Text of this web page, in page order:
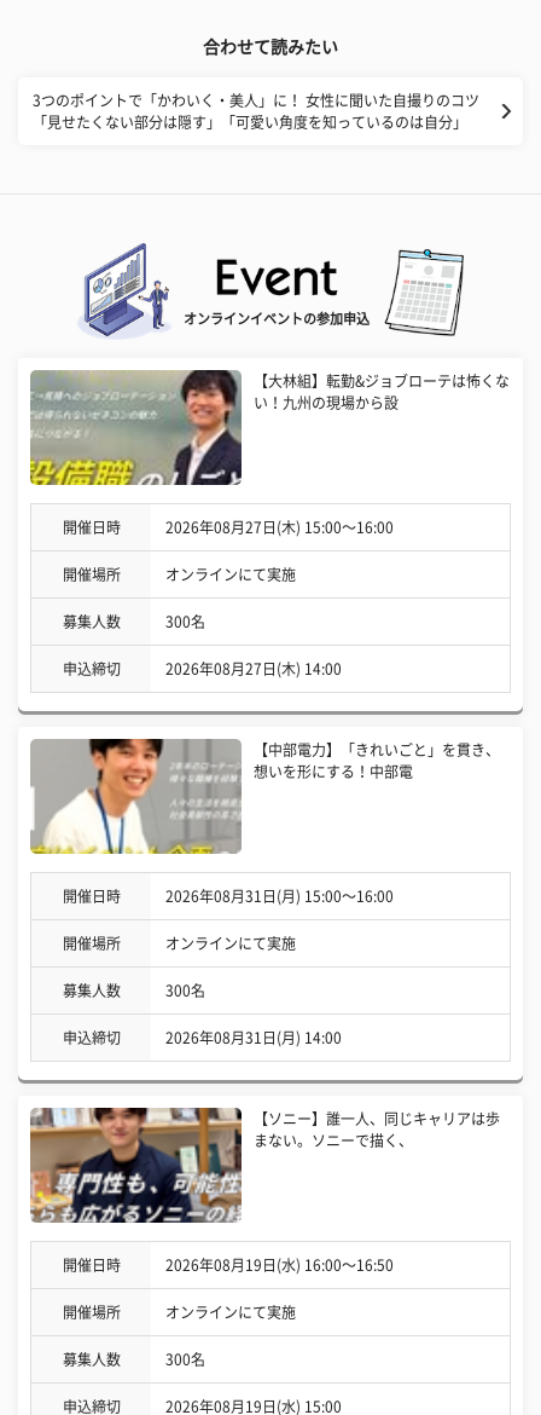
合わせて読みたい
3つのポイントで「かわいく・美人」に！ 女性に聞いた自撮りのコツ
「見せたくない部分は隠す」「可愛い角度を知っているのは自分」
オンラインイベントの参加申込
【大林組】転勤&ジョブローテは怖くな
い！九州の現場から設
開催日時 2026年08月27日(木) 15:00〜16:00
開催場所 オンラインにて実施
募集人数 300名
申込締切 2026年08月27日(木) 14:00
【中部電力】「きれいごと」を貫き、
想いを形にする！中部電
開催日時 2026年08月31日(月) 15:00〜16:00
開催場所 オンラインにて実施
募集人数 300名
申込締切 2026年08月31日(月) 14:00
【ソニー】誰一人、同じキャリアは歩
まない。ソニーで描く、
開催日時 2026年08月19日(水) 16:00〜16:50
開催場所 オンラインにて実施
募集人数 300名
申込締切 2026年08月19日(水) 15:00